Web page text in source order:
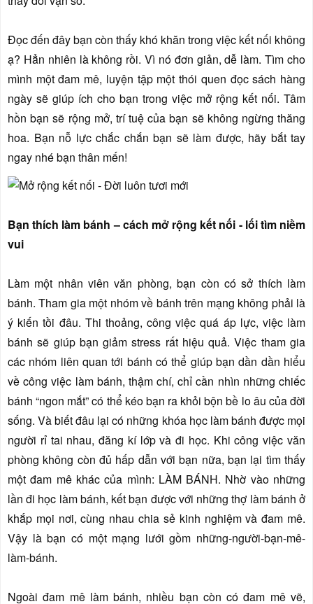
Đọc đến đây bạn còn thấy khó khăn trong việc kết nối không
ạ? Hẳn nhiên là không rồi. Vì nó đơn giản, dễ làm. Tìm cho
mình một đam mê, luyện tập một thói quen đọc sách hàng
ngày sẽ giúp ích cho bạn trong việc mở rộng kết nối. Tâm
hồn bạn sẽ rộng mở, trí tuệ của bạn sẽ không ngừng thăng
hoa. Bạn nỗ lực chắc chắn bạn sẽ làm được, hãy bắt tay
ngay nhé bạn thân mến!
Bạn thích làm bánh – cách mở rộng kết nối - lối tìm niềm
vui
Làm một nhân viên văn phòng, bạn còn có sở thích làm
bánh. Tham gia một nhóm về bánh trên mạng không phải là
ý kiến tồi đâu. Thi thoảng, công việc quá áp lực, việc làm
bánh sẽ giúp bạn giảm stress rất hiệu quả. Việc tham gia
các nhóm liên quan tới bánh có thể giúp bạn dần dần hiểu
về công việc làm bánh, thậm chí, chỉ cần nhìn những chiếc
bánh “ngon mắt” có thể kéo bạn ra khỏi bộn bề lo âu của đời
sống. Và biết đâu lại có những khóa học làm bánh được mọi
người rỉ tai nhau, đăng kí lớp và đi học. Khi công việc văn
phòng không còn đủ hấp dẫn với bạn nữa, bạn lại tìm thấy
một đam mê khác của mình: LÀM BÁNH. Nhờ vào những
lần đi học làm bánh, kết bạn được với những thợ làm bánh ở
khắp mọi nơi, cùng nhau chia sẻ kinh nghiệm và đam mê.
Vậy là bạn có một mạng lưới gồm những-người-bạn-mê-
làm-bánh.
Ngoài đam mê làm bánh, nhiều bạn còn có đam mê vẽ,